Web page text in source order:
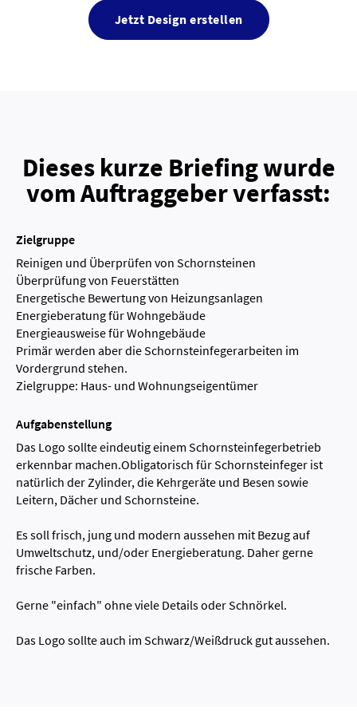
Jetzt Design erstellen
Dieses kurze Briefing wurde
vom Auftraggeber verfasst:
Zielgruppe
Reinigen und Überprüfen von Schornsteinen
Überprüfung von Feuerstätten
Energetische Bewertung von Heizungsanlagen
Energieberatung für Wohngebäude
Energieausweise für Wohngebäude
Primär werden aber die Schornsteinfegerarbeiten im
Vordergrund stehen.
Zielgruppe: Haus- und Wohnungseigentümer
Aufgabenstellung
Das Logo sollte eindeutig einem Schornsteinfegerbetrieb
erkennbar machen.Obligatorisch für Schornsteinfeger ist
natürlich der Zylinder, die Kehrgeräte und Besen sowie
Leitern, Dächer und Schornsteine.
Es soll frisch, jung und modern aussehen mit Bezug auf
Umweltschutz, und/oder Energieberatung. Daher gerne
frische Farben.
Gerne "einfach" ohne viele Details oder Schnörkel.
Das Logo sollte auch im Schwarz/Weißdruck gut aussehen.